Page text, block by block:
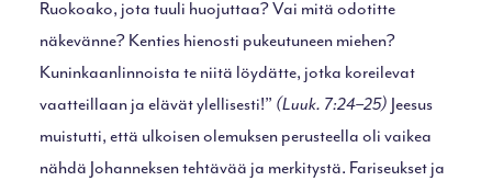
Ruokoako, jota tuuli huojuttaa? Vai mitä odotitte
näkevänne? Kenties hienosti pukeutuneen miehen?
Kuninkaanlinnoista te niitä löydätte, jotka koreilevat
vaatteillaan ja elävät ylellisesti!” (Luuk. 7:24–25) Jeesus
muistutti, että ulkoisen olemuksen perusteella oli vaikea
nähdä Johanneksen tehtävää ja merkitystä. Fariseukset ja